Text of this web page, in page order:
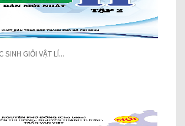
SINH GIỎI VẬT LÍ...